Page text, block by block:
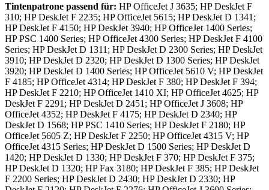
Tintenpatrone passend für: HP OfficeJet J 3635; HP DeskJet F
310; HP DeskJet F 2235; HP OfficeJet 5615; HP DeskJet D 1341;
HP DeskJet F 4150; HP DeskJet 3940; HP OfficeJet 1400 Series;
HP PSC 1400 Series; HP OfficeJet 4300 Series; HP DeskJet F 4100
Series; HP DeskJet D 1311; HP DeskJet D 2300 Series; HP DeskJet
3910; HP DeskJet D 2320; HP DeskJet D 1300 Series; HP DeskJet
3920; HP DeskJet D 1400 Series; HP OfficeJet 5610 V; HP DeskJet
F 4185; HP OfficeJet 4314; HP DeskJet F 380; HP DeskJet F 394;
HP DeskJet F 2210; HP OfficeJet 1410 XI; HP OfficeJet 4625; HP
DeskJet F 2291; HP DeskJet D 2451; HP OfficeJet J 3608; HP
OfficeJet 4352; HP DeskJet F 4175; HP DeskJet D 2340; HP
DeskJet D 1568; HP PSC 1410 Series; HP DeskJet F 2180; HP
OfficeJet 5605 Z; HP DeskJet F 2250; HP OfficeJet 4315 V; HP
OfficeJet 4315 Series; HP DeskJet D 1500 Series; HP DeskJet D
1420; HP DeskJet D 1330; HP DeskJet F 370; HP DeskJet F 375;
HP DeskJet D 1320; HP Fax 3180; HP DeskJet F 385; HP DeskJet
F 2200 Series; HP DeskJet D 2430; HP DeskJet D 2330; HP